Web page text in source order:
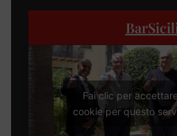
Fai clic per
cookie per questo